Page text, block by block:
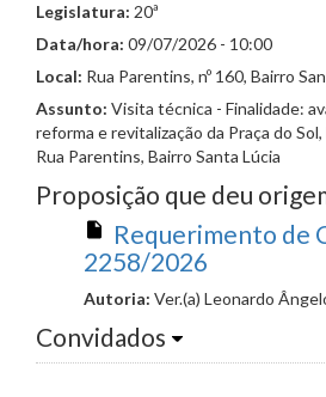
Legislatura: 20ª
Data/hora: 09/07/2026 - 10:00
Local: Rua Parentins, nº 160, Bairro
Assunto: Visita técnica - Finalidade:
reforma e revitalização da Praça do
Rua Parentins, Bairro Santa Lúcia
Proposição que deu
Requerimento de
2258/2026
Autoria: Ver.(a) Leonardo
Convidados